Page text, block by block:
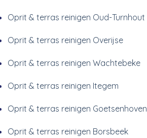
Oprit & terras reinigen Oud-Turnhout
Oprit & terras reinigen Overijse
Oprit & terras reinigen Wachtebeke
Oprit & terras reinigen Itegem
Oprit & terras reinigen Goetsenhoven
Oprit & terras reinigen Borsbeek